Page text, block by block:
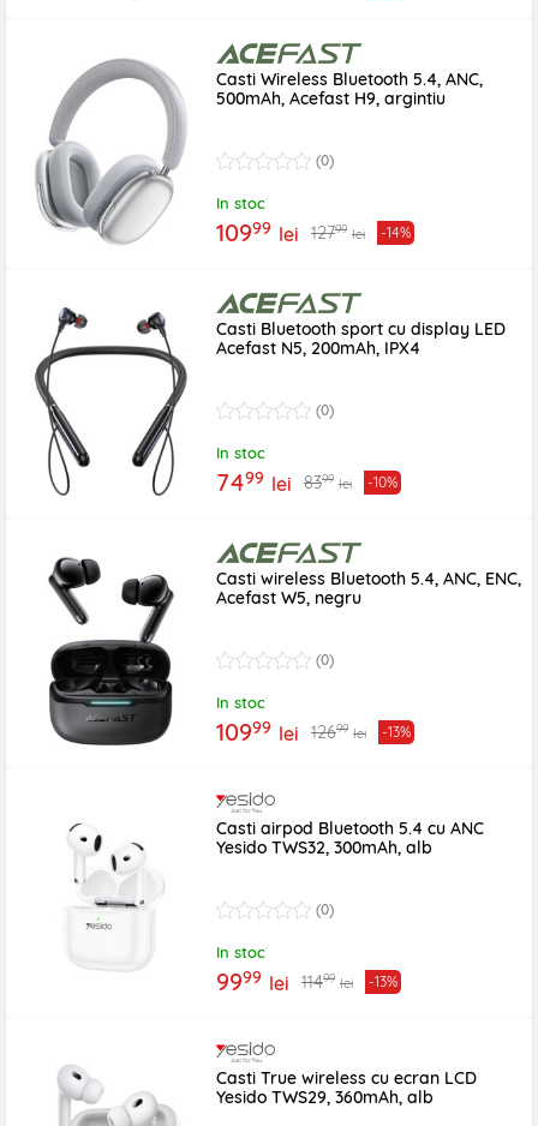
Casti Wireless Bluetooth 5.4, ANC,
500mAh, Acefast H9, argintiu
(0)
In stoc
10999 lei 12799 lei -14%
Casti Bluetooth sport cu display LED
Acefast N5, 200mAh, IPX4
(0)
In stoc
7499 lei 8399 lei -10%
Casti wireless Bluetooth 5.4, ANC, ENC,
Acefast W5, negru
(0)
In stoc
10999 lei 12699 lei -13%
Casti airpod Bluetooth 5.4 cu ANC
Yesido TWS32, 300mAh, alb
(0)
In stoc
9999 lei 11499 lei -13%
Casti True wireless cu ecran LCD
Yesido TWS29, 360mAh, alb